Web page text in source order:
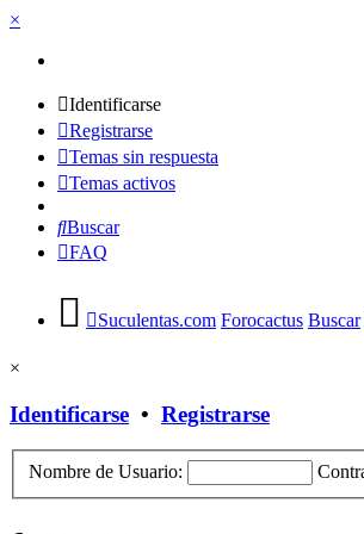
×
Identificarse
Registrarse
Temas sin respuesta
Temas activos
Buscar
FAQ
Suculentas.com Forocactus Buscar
×
Identificarse • Registrarse
Nombre de Usuario: